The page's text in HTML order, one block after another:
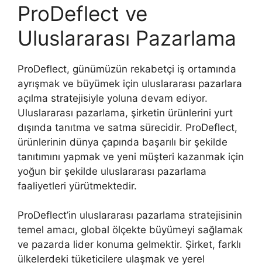
ProDeflect ve
Uluslararası Pazarlama
ProDeflect, günümüzün rekabetçi iş ortamında
ayrışmak ve büyümek için uluslararası pazarlara
açılma stratejisiyle yoluna devam ediyor.
Uluslararası pazarlama, şirketin ürünlerini yurt
dışında tanıtma ve satma sürecidir. ProDeflect,
ürünlerinin dünya çapında başarılı bir şekilde
tanıtımını yapmak ve yeni müşteri kazanmak için
yoğun bir şekilde uluslararası pazarlama
faaliyetleri yürütmektedir.
ProDeflect’in uluslararası pazarlama stratejisinin
temel amacı, global ölçekte büyümeyi sağlamak
ve pazarda lider konuma gelmektir. Şirket, farklı
ülkelerdeki tüketicilere ulaşmak ve yerel